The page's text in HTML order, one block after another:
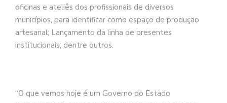
oficinas e ateliês dos profissionais de diversos
municípios, para identificar como espaço de produção
artesanal; Lançamento da linha de presentes
institucionais; dentre outros.
“O que vemos hoje é um Governo do Estado